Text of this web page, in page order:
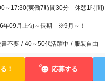
～17:30(実働7時間30分 休憩1時間)
年09月上旬～長期 ※9月～！
書不要 / 40～50代活躍中 / 服装自由
！ 応募する